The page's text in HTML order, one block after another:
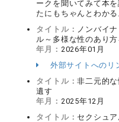
ークを聞いてみて本
たにもちゃんとわかる
タイトル： ノンバイ
ル～多様な性のあり
年月： 2026年01月
外部サイトへのリ
タイトル：非二元的
遺す
年月： 2025年12月
タイトル： セクシュ